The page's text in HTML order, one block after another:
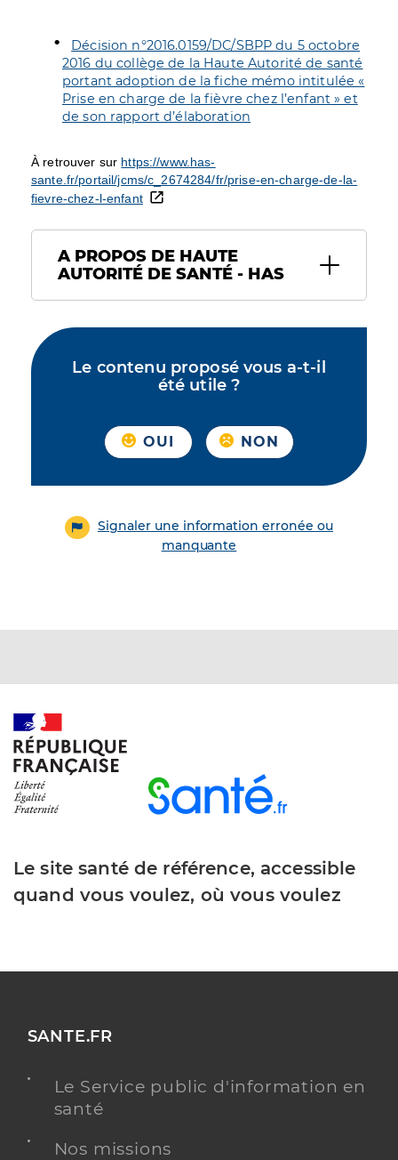
Décision n°2016.0159/DC/SBPP du 5 octobre
2016 du collège de la Haute Autorité de santé
portant adoption de la fiche mémo intitulée «
Prise en charge de la fièvre chez l’enfant » et
de son rapport d’élaboration
À retrouver sur https://www.has-
sante.fr/portail/jcms/c_2674284/fr/prise-en-charge-de-la-
fievre-chez-l-enfant
A PROPOS DE HAUTE
AUTORITÉ DE SANTÉ - HAS
Le contenu proposé vous a-t-il
été utile ?
OUI NON
Signaler une information erronée ou
manquante
Le site santé de référence, accessible
quand vous voulez, où vous voulez
SANTE.FR
Le Service public d'information en
santé
Nos missions